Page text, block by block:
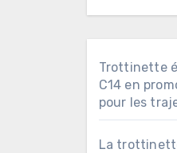
Trottinette
C14 en
pour les
La